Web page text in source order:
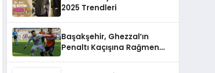
2025 Trendleri
Başakşehir, Ghezzal’ın
Penaltı Kaçışına Rağmen